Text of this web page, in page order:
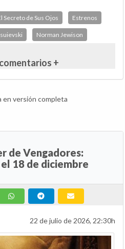
Secreto de Sus Ojos Estrenos
Norman Jewison
+
en versión completa
de Vengadores:
18 de diciembre
22 de julio de 2026, 22:30h